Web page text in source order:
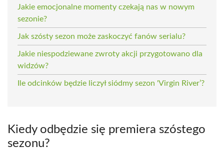
Jakie emocjonalne momenty czekają nas w nowym
sezonie?
Jak szósty sezon może zaskoczyć fanów serialu?
Jakie niespodziewane zwroty akcji przygotowano dla
widzów?
Ile odcinków będzie liczył siódmy sezon 'Virgin River’?
Kiedy odbędzie się premiera szóstego
sezonu?